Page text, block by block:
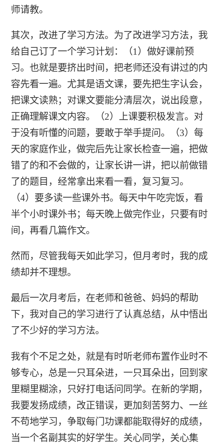
师请教。
其次，改进了学习方法。为了改进学习方法，我
给自己订了一个学习计划：（1）做好课前预
习。也就是要挤出时间，把老师还没有讲过的内
容先看一遍。尤其是语文课，要先把生字认会，
把课文读熟；对课文要能分清层次，说出段意，
正确理解课文内容。（2）上课要积极发言。对
于没有听懂的问题，要敢于举手提问。（3）每
天的家庭作业，做完后先让家长检查一遍，把做
错了的和不会做的，让家长讲一讲，把以前做错
了的题目，经常拿出来看一看，复习复习。
（4）要多读一些课外书。每天中午吃完饭，看
半个小时课外书；每天晚上做完作业，只要有时
间，再看几篇作文。
然而，尽管我每天如此学习，但月考时，我的成
绩却并不理想。
最后一次月考后，在老师和爸爸、妈妈的帮助
下，我对自己的学习进行了认真总结，从中悟出
了不少好的学习方法。
我有个不足之处，就是有时听老师布置作业时不
够专心，总是一只耳朵进，一只耳朵出，回到家
里糊里糊涂，只好打电话问同学。在新的学期，
我要发扬成绩，改正错误，更加刻苦努力、一丝
不苟地学习，争取每门功课都能取得好的成绩，
当一个名副其实的好学生。关心同学，关心集